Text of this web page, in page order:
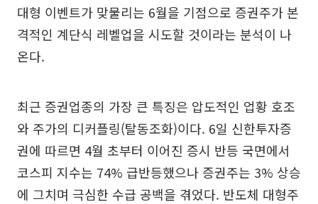
대형 이벤트가 맞물리는 6월을 기점으로 증권주가 본
격적인 계단식 레벨업을 시도할 것이라는 분석이 나
온다.
최근 증권업종의 가장 큰 특징은 압도적인 업황 호조
와 주가의 디커플링(탈동조화)이다. 6일 신한투자증
권에 따르면 4월 초부터 이어진 증시 반등 국면에서
코스피 지수는 74% 급반등했으나 증권주는 3% 상승
에 그치며 극심한 수급 공백을 겪었다. 반도체 대형주